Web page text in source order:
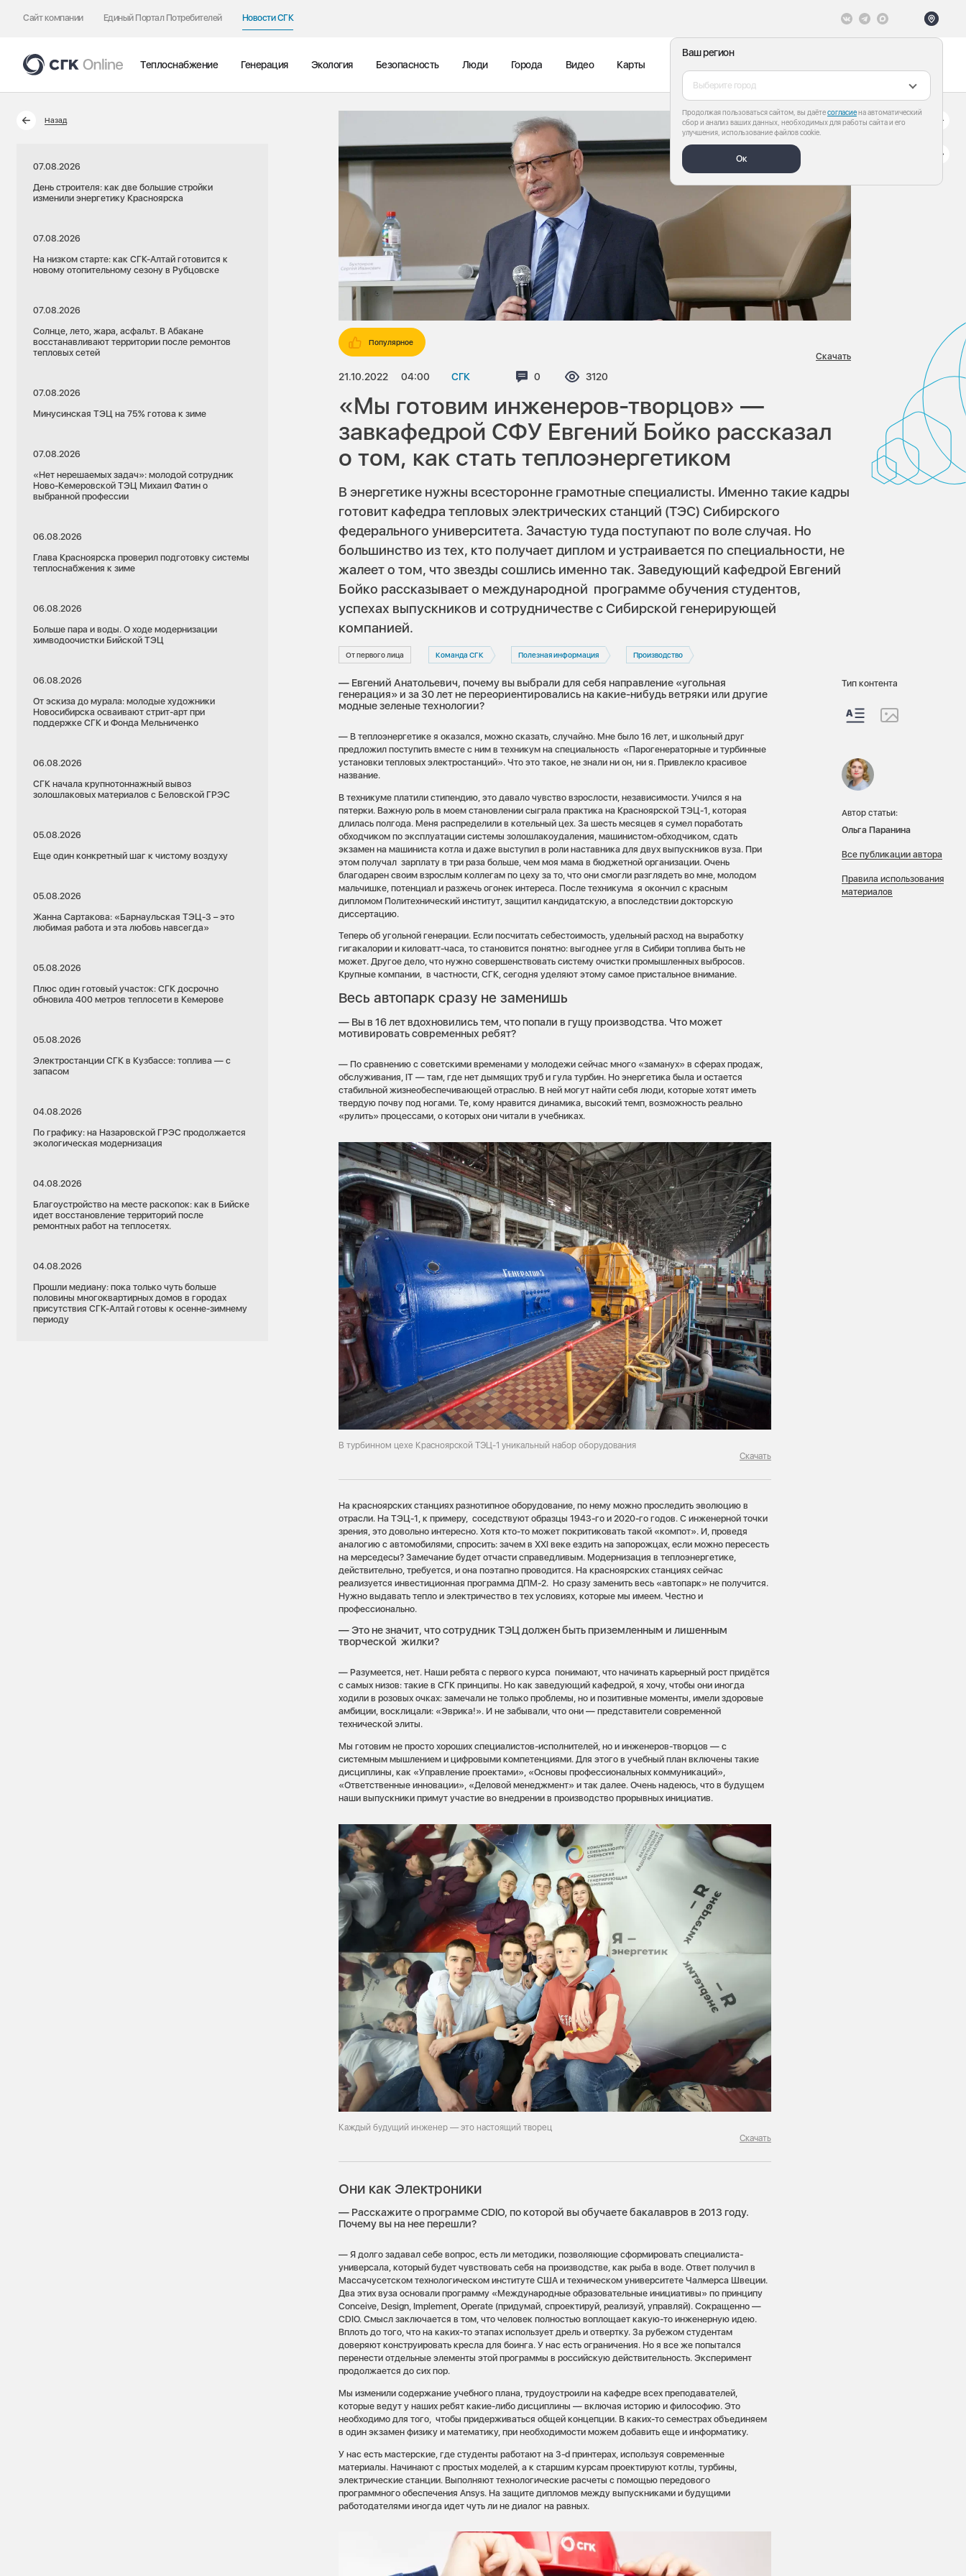
Сайт компании Единый Портал Потребителей Новости СГК
Ваш регион
Выберите город
Продолжая пользоваться сайтом, вы даётесогласиена автоматический
сбор и анализ ваших данных, необходимых для работы сайта и его
улучшения, использование файлов cookie.
Ок
Теплоснабжение Генерация Экология Безопасность Люди Города Видео Карты
Назад
07.08.2026
День строителя: как две большие стройки
изменили энергетику Красноярска
07.08.2026
На низком старте: как СГК-Алтай готовится к
новому отопительному сезону в Рубцовске
07.08.2026
Солнце, лето, жара, асфальт. В Абакане
восстанавливают территории после ремонтов
тепловых сетей
07.08.2026
Минусинская ТЭЦ на 75% готова к зиме
07.08.2026
«Нет нерешаемых задач»: молодой сотрудник
Ново-Кемеровской ТЭЦ Михаил Фатин о
выбранной профессии
06.08.2026
Глава Красноярска проверил подготовку системы
теплоснабжения к зиме
06.08.2026
Больше пара и воды. О ходе модернизации
химводоочистки Бийской ТЭЦ
06.08.2026
От эскиза до мурала: молодые художники
Новосибирска осваивают стрит-арт при
поддержке СГК и Фонда Мельниченко
06.08.2026
СГК начала крупнотоннажный вывоз
золошлаковых материалов с Беловской ГРЭС
05.08.2026
Еще один конкретный шаг к чистому воздуху
05.08.2026
Жанна Сартакова: «Барнаульская ТЭЦ-3 – это
любимая работа и эта любовь навсегда»
05.08.2026
Плюс один готовый участок: СГК досрочно
обновила 400 метров теплосети в Кемерове
05.08.2026
Электростанции СГК в Кузбассе: топлива — с
запасом
04.08.2026
По графику: на Назаровской ГРЭС продолжается
экологическая модернизация
04.08.2026
Благоустройство на месте раскопок: как в Бийске
идет восстановление территорий после
ремонтных работ на теплосетях.
04.08.2026
Прошли медиану: пока только чуть больше
половины многоквартирных домов в городах
присутствия СГК-Алтай готовы к осенне-зимнему
периоду
Популярное
21.10.2022 04:00 СГК Комментариев:
0 Просмотров:
3120
Скачать
«Мы готовим инженеров-творцов» —
завкафедрой СФУ Евгений Бойко рассказал
о том, как стать теплоэнергетиком
В энергетике нужны всесторонне грамотные специалисты. Именно такие кадры
готовит кафедра тепловых электрических станций (ТЭС) Сибирского
федерального университета. Зачастую туда поступают по воле случая. Но
большинство из тех, кто получает диплом и устраивается по специальности, не
жалеет о том, что звезды сошлись именно так. Заведующий кафедрой Евгений
Бойко рассказывает о международной программе обучения студентов,
успехах выпускников и сотрудничестве с Сибирской генерирующей
компанией.
От первого лица Команда СГК Полезная информация Производство
— Евгений Анатольевич, почему вы выбрали для себя направление «угольная
генерация» и за 30 лет не переориентировались на какие-нибудь ветряки или другие
модные зеленые технологии?
— В теплоэнергетике я оказался, можно сказать, случайно. Мне было 16 лет, и школьный друг
предложил поступить вместе с ним в техникум на специальность «Парогенераторные и турбинные
установки тепловых электростанций». Что это такое, не знали ни он, ни я. Привлекло красивое
название.
В техникуме платили стипендию, это давало чувство взрослости, независимости. Учился я на
пятерки. Важную роль в моем становлении сыграла практика на Красноярской ТЭЦ-1, которая
длилась полгода. Меня распределили в котельный цех. За шесть месяцев я сумел поработать
обходчиком по эксплуатации системы золошлакоудаления, машинистом-обходчиком, сдать
экзамен на машиниста котла и даже выступил в роли наставника для двух выпускников вуза. При
этом получал зарплату в три раза больше, чем моя мама в бюджетной организации. Очень
благодарен своим взрослым коллегам по цеху за то, что они смогли разглядеть во мне, молодом
мальчишке, потенциал и разжечь огонек интереса. После техникума я окончил с красным
дипломом Политехнический институт, защитил кандидатскую, а впоследствии докторскую
диссертацию.
Теперь об угольной генерации. Если посчитать себестоимость, удельный расход на выработку
гигакалории и киловатт-часа, то становится понятно: выгоднее угля в Сибири топлива быть не
может. Другое дело, что нужно совершенствовать систему очистки промышленных выбросов.
Крупные компании, в частности, СГК, сегодня уделяют этому самое пристальное внимание.
Весь автопарк сразу не заменишь
— Вы в 16 лет вдохновились тем, что попали в гущу производства. Что может
мотивировать современных ребят?
— По сравнению с советскими временами у молодежи сейчас много «заманух» в сферах продаж,
обслуживания, IT — там, где нет дымящих труб и гула турбин. Но энергетика была и остается
стабильной жизнеобеспечивающей отраслью. В ней могут найти себя люди, которые хотят иметь
твердую почву под ногами. Те, кому нравится динамика, высокий темп, возможность реально
«рулить» процессами, о которых они читали в учебниках.
В турбинном цехе Красноярской ТЭЦ-1 уникальный набор оборудования
Скачать
На красноярских станциях разнотипное оборудование, по нему можно проследить эволюцию в
отрасли. На ТЭЦ-1, к примеру, соседствуют образцы 1943-го и 2020-го годов. С инженерной точки
зрения, это довольно интересно. Хотя кто-то может покритиковать такой «компот». И, проведя
аналогию с автомобилями, спросить: зачем в XXI веке ездить на запорожцах, если можно пересесть
на мерседесы? Замечание будет отчасти справедливым. Модернизация в теплоэнергетике,
действительно, требуется, и она поэтапно проводится. На красноярских станциях сейчас
реализуется инвестиционная программа ДПМ-2. Но сразу заменить весь «автопарк» не получится.
Нужно выдавать тепло и электричество в тех условиях, которые мы имеем. Честно и
профессионально.
— Это не значит, что сотрудник ТЭЦ должен быть приземленным и лишенным
творческой жилки?
— Разумеется, нет. Наши ребята с первого курса понимают, что начинать карьерный рост придётся
с самых низов: такие в СГК принципы. Но как заведующий кафедрой, я хочу, чтобы они иногда
ходили в розовых очках: замечали не только проблемы, но и позитивные моменты, имели здоровые
амбиции, восклицали: «Эврика!». И не забывали, что они — представители современной
технической элиты.
Мы готовим не просто хороших специалистов-исполнителей, но и инженеров-творцов — с
системным мышлением и цифровыми компетенциями. Для этого в учебный план включены такие
дисциплины, как «Управление проектами», «Основы профессиональных коммуникаций»,
«Ответственные инновации», «Деловой менеджмент» и так далее. Очень надеюсь, что в будущем
наши выпускники примут участие во внедрении в производство прорывных инициатив.
Каждый будущий инженер — это настоящий творец
Скачать
Они как Электроники
— Расскажите о программе CDIO, по которой вы обучаете бакалавров в 2013 году.
Почему вы на нее перешли?
— Я долго задавал себе вопрос, есть ли методики, позволяющие сформировать специалиста-
универсала, который будет чувствовать себя на производстве, как рыба в воде. Ответ получил в
Массачусетском технологическом институте США и техническом университете Чалмерса Швеции.
Два этих вуза основали программу «Международные образовательные инициативы» по принципу
Conceive, Design, Implement, Operate (придумай, спроектируй, реализуй, управляй). Сокращенно —
CDIO. Смысл заключается в том, что человек полностью воплощает какую-то инженерную идею.
Вплоть до того, что на каких-то этапах использует дрель и отвертку. За рубежом студентам
доверяют конструировать кресла для боинга. У нас есть ограничения. Но я все же попытался
перенести отдельные элементы этой программы в российскую действительность. Эксперимент
продолжается до сих пор.
Мы изменили содержание учебного плана, трудоустроили на кафедре всех преподавателей,
которые ведут у наших ребят какие-либо дисциплины — включая историю и философию. Это
необходимо для того, чтобы придерживаться общей концепции. В каких-то семестрах объединяем
в один экзамен физику и математику, при необходимости можем добавить еще и информатику.
У нас есть мастерские, где студенты работают на 3-d принтерах, используя современные
материалы. Начинают с простых моделей, а к старшим курсам проектируют котлы, турбины,
электрические станции. Выполняют технологические расчеты с помощью передового
программного обеспечения Ansys. На защите дипломов между выпускниками и будущими
работодателями иногда идет чуть ли не диалог на равных.
Тип контента
Автор статьи:
Ольга Паранина
Все публикации автора
Правила использования
материалов